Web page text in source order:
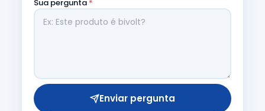
Sua pergunta *
Enviar pergunta